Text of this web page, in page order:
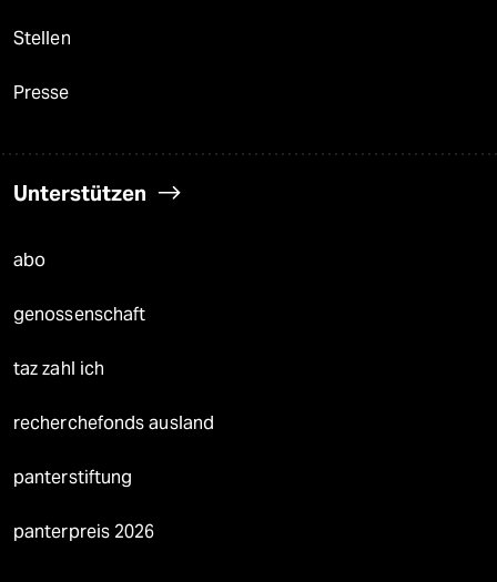
Stellen
Presse
Unterstützen
abo
genossenschaft
taz zahl ich
recherchefonds ausland
panterstiftung
panterpreis 2026